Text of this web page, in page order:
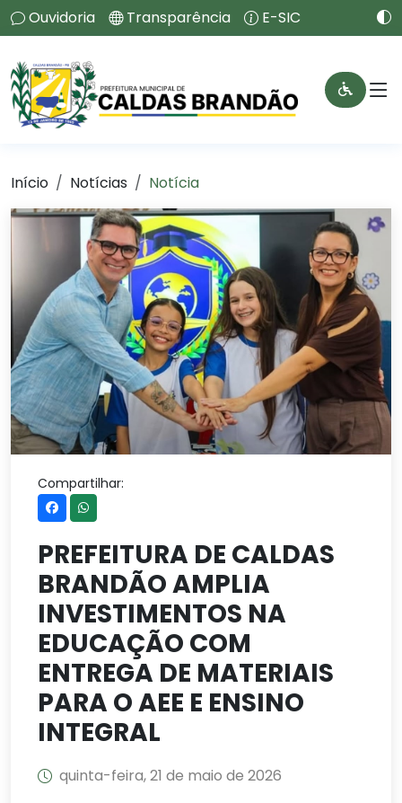
Ouvidoria Transparência E-SIC
Início Notícias Notícia
Compartilhar:
PREFEITURA DE CALDAS
BRANDÃO AMPLIA
INVESTIMENTOS NA
EDUCAÇÃO COM
ENTREGA DE MATERIAIS
PARA O AEE E ENSINO
INTEGRAL
quinta-feira, 21 de maio de 2026